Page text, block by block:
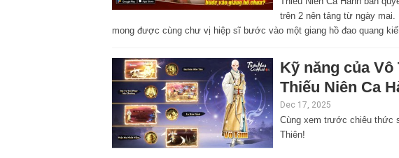
trên 2 nên tảng từ ngày
mong được cùng chư vị hiệp sĩ bước vào một giang hồ đao quang
Kỹ năng của
Thiếu Niên Ca
Dec 17, 2025
Cùng xem trước chiêu thức
Thiên!